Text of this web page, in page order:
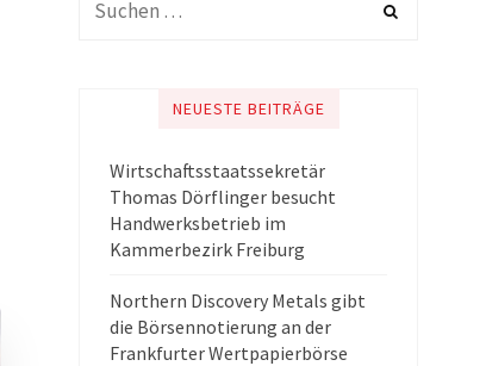
NEUESTE BEITRÄGE
Wirtschaftsstaatssekretär
Thomas Dörflinger besucht
Handwerksbetrieb im
Kammerbezirk Freiburg
Northern Discovery Metals gibt
die Börsennotierung an der
Frankfurter Wertpapierbörse